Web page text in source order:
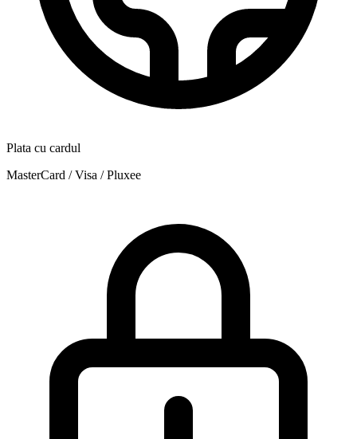
Plata cu cardul
MasterCard / Visa / Pluxee